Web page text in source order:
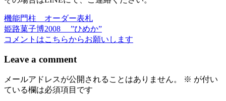
投
稿
ナ
ゲ
機能門柱 オーダー表札
姫路菓子博2008 ”ひめか”
コメントはこちらからお願いします
Leave a comment
メールアドレスが公開されることはありません。 ※ が付い
ている欄は必須項目です